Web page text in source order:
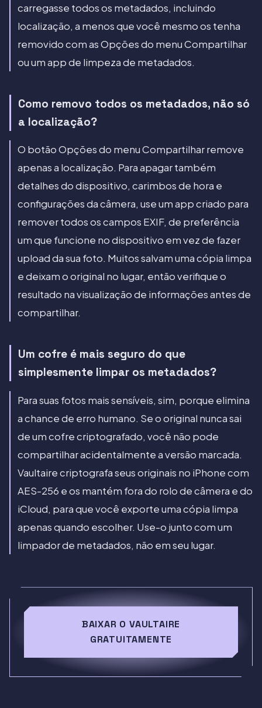
carregasse todos os metadados, incluindo
localização, a menos que você mesmo os tenha
removido com as Opções do menu Compartilhar
ou um app de limpeza de metadados.
Como removo todos os metadados, não só
a localização?
O botão Opções do menu Compartilhar remove
apenas a localização. Para apagar também
detalhes do dispositivo, carimbos de hora e
configurações da câmera, use um app criado para
remover todos os campos EXIF, de preferência
um que funcione no dispositivo em vez de fazer
upload da sua foto. Muitos salvam uma cópia limpa
e deixam o original no lugar, então verifique o
resultado na visualização de informações antes de
compartilhar.
Um cofre é mais seguro do que
simplesmente limpar os metadados?
Para suas fotos mais sensíveis, sim, porque elimina
a chance de erro humano. Se o original nunca sai
de um cofre criptografado, você não pode
compartilhar acidentalmente a versão marcada.
Vaultaire criptografa seus originais no iPhone com
AES-256 e os mantém fora do rolo de câmera e do
iCloud, para que você exporte uma cópia limpa
apenas quando escolher. Use-o junto com um
limpador de metadados, não em seu lugar.
BAIXAR O VAULTAIRE
GRATUITAMENTE